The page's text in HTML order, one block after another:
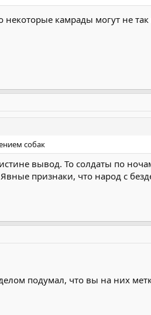
некоторые камрады могут не так
собак
вывод. То солдаты по
признаки, что народ с
подумал, что вы на них